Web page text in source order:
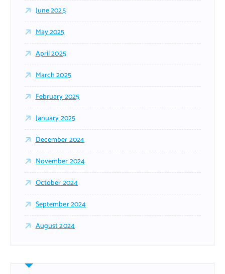
June 2025
May 2025
April 2025
March 2025
February 2025
January 2025
December 2024
November 2024
October 2024
September 2024
August 2024